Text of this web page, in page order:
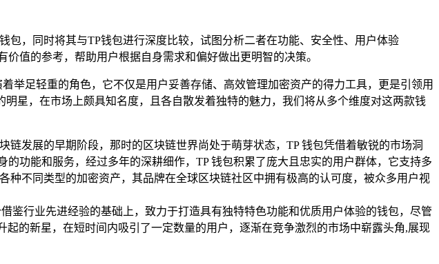
包，同时将其与TP钱包进行深度比较，试图分析二者在功能、安全性、用户体验
值的参考，帮助用户根据自身需求和偏好做出更明智的决策。
举足轻重的角色，它不仅是用户妥善存储、高效管理加密资产的得力工具，更是引领用
星，在市场上颇具知名度，且各自散发着独特的魅力，我们将从多个维度对这两款钱
链发展的早期阶段，那时的区块链世界尚处于萌芽状态，TP 钱包凭借着敏锐的市场洞
功能和服务，经过多年的深耕细作，TP 钱包积累了庞大且忠实的用户群体，它支持多
不同类型的加密资产，其品牌在全球区块链社区中拥有极高的认可度，被众多用户视
鉴行业先进经验的基础上，致力于打造具有独特特色功能和优质用户体验的钱包，尽管
的新星，在短时间内吸引了一定数量的用户，逐渐在竞争激烈的市场中崭露头角,展现